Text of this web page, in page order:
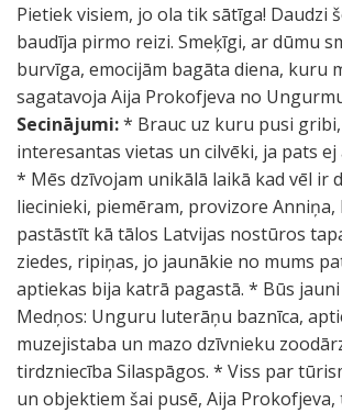
Pietiek visiem, jo ola tik sātīga! Daudzi
baudīja pirmo reizi. Smeķīgi, ar dūmu
burvīga, emocijām bagāta diena, kuru
sagatavoja Aija Prokofjeva no
Secinājumi:* Brauc uz kuru pusi
interesantas vietas un cilvēki, ja pats
* Mēs dzīvojam unikālā laikā kad vēl ir
liecinieki, piemēram, provizore
pastāstīt kā tālos Latvijas nostūros
ziedes, ripiņas, jo jaunākie no mums
aptiekas bija katrā pagastā. * Būs
Medņos: Unguru luterāņu baznīca,
muzejistaba un mazo dzīvnieku
tirdzniecība Silaspāgos. * Viss par
un objektiem šai pusē, Aija Prokofjeva,